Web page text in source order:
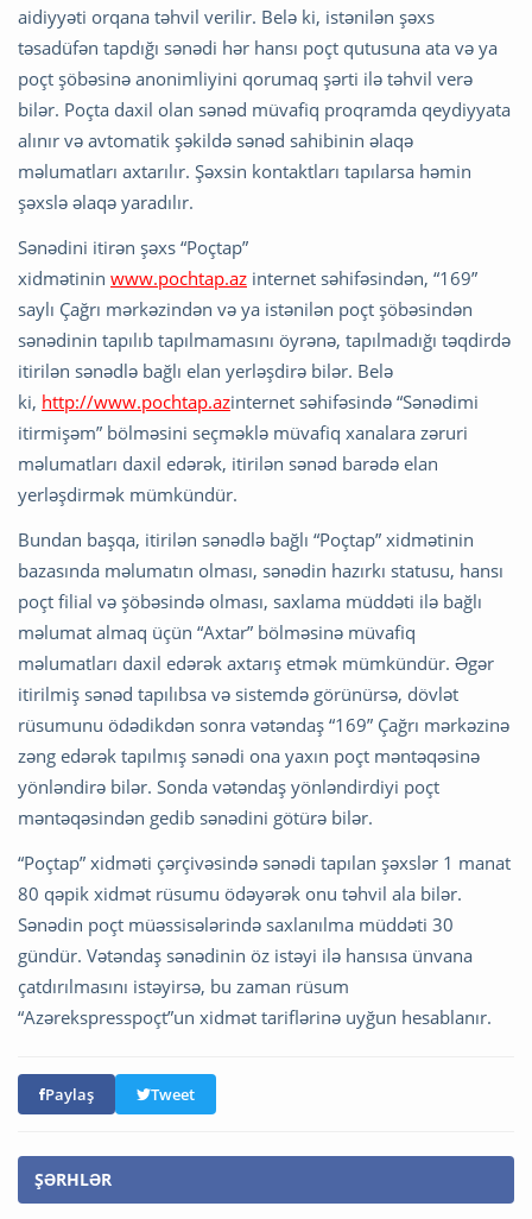
aidiyyəti orqana təhvil verilir. Belə ki, istənilən şəxs
təsadüfən tapdığı sənədi hər hansı poçt qutusuna ata və ya
poçt şöbəsinə anonimliyini qorumaq şərti ilə təhvil verə
bilər. Poçta daxil olan sənəd müvafiq proqramda qeydiyyata
alınır və avtomatik şəkildə sənəd sahibinin əlaqə
məlumatları axtarılır. Şəxsin kontaktları tapılarsa həmin
şəxslə əlaqə yaradılır.
Sənədini itirən şəxs “Poçtap”
xidmətinin www.pochtap.az internet səhifəsindən, “169”
saylı Çağrı mərkəzindən və ya istənilən poçt şöbəsindən
sənədinin tapılıb tapılmamasını öyrənə, tapılmadığı təqdirdə
itirilən sənədlə bağlı elan yerləşdirə bilər. Belə
ki, http://www.pochtap.azinternet səhifəsində “Sənədimi
itirmişəm” bölməsini seçməklə müvafiq xanalara zəruri
məlumatları daxil edərək, itirilən sənəd barədə elan
yerləşdirmək mümkündür.
Bundan başqa, itirilən sənədlə bağlı “Poçtap” xidmətinin
bazasında məlumatın olması, sənədin hazırkı statusu, hansı
poçt filial və şöbəsində olması, saxlama müddəti ilə bağlı
məlumat almaq üçün “Axtar” bölməsinə müvafiq
məlumatları daxil edərək axtarış etmək mümkündür. Əgər
itirilmiş sənəd tapılıbsa və sistemdə görünürsə, dövlət
rüsumunu ödədikdən sonra vətəndaş “169” Çağrı mərkəzinə
zəng edərək tapılmış sənədi ona yaxın poçt məntəqəsinə
yönləndirə bilər. Sonda vətəndaş yönləndirdiyi poçt
məntəqəsindən gedib sənədini götürə bilər.
“Poçtap” xidməti çərçivəsində sənədi tapılan şəxslər 1 manat
80 qəpik xidmət rüsumu ödəyərək onu təhvil ala bilər.
Sənədin poçt müəssisələrində saxlanılma müddəti 30
gündür. Vətəndaş sənədinin öz istəyi ilə hansısa ünvana
çatdırılmasını istəyirsə, bu zaman rüsum
“Azərekspresspoçt”un xidmət tariflərinə uyğun hesablanır.
Paylaş Tweet
ŞƏRHLƏR